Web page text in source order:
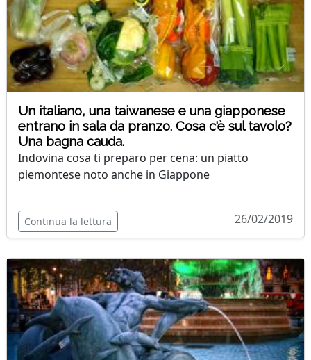
Un italiano, una taiwanese e una giapponese
entrano in sala da pranzo. Cosa c'è sul tavolo?
Una bagna cauda.
Indovina cosa ti preparo per cena: un piatto
piemontese noto anche in Giappone
Continua la lettura 26/02/2019